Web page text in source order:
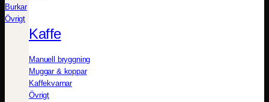
Burkar
Övrigt
Kaffe
Manuell bryggning
Muggar & koppar
Kaffekvarnar
Övrigt